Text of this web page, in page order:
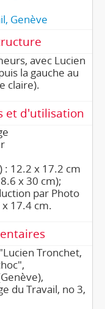
Genève
avec Lucien
la gauche au
claire).
et d'utilisation
: 12.2 x 17.2 cm
x 30 cm);
par Photo
17.4 cm.
Tronchet,
du Travail, no 3,